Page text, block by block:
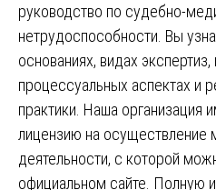
руководство по судебно-
нетрудоспособности. Вы
основаниях, видах
процессуальных аспектах и
практики. Наша
лицензию на осуществление
деятельности, с которой
официальном сайте. Полную